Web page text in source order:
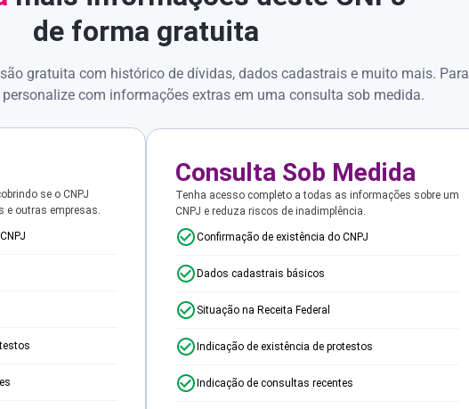
de forma gratuita
gratuita com histórico de dívidas, dados cadastrais e muito mais. Para
com informações extras em uma consulta sob medida.
se o CNPJ
outras empresas.
Consulta Sob Medida
Tenha acesso completo a todas as informações sobre um
CNPJ e reduza riscos de inadimplência.
Confirmação de existência do CNPJ
Dados cadastrais básicos
Situação na Receita Federal
Indicação de existência de protestos
Indicação de consultas recentes